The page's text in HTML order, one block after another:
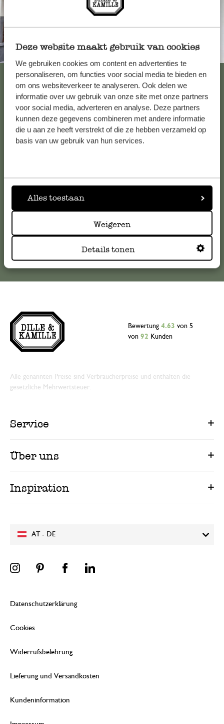
Deze website maakt gebruik van cookies
We gebruiken cookies om content en advertenties te
personaliseren, om functies voor social media te bieden en
om ons websiteverkeer te analyseren. Ook delen we
informatie over uw gebruik van onze site met onze partners
voor social media, adverteren en analyse. Deze partners
kunnen deze gegevens combineren met andere informatie
die u aan ze heeft verstrekt of die ze hebben verzameld op
basis van uw gebruik van hun services.
Alles toestaan
Weigeren
Details tonen
Immer in der Nähe
Alle 62 Geschäfte anzeigen
Kundenservice/Hilfe
Falls Sie Fragen haben oder Tipps und Hilfe brauchen, wenden
kundenservice@dille-kamille.at
AT - DE
Bewertung 4.63 von 5
von 92 Kunden
Alle genannten Preise sind Verbraucherpreise und enthalten die
gesetzliche Mehrwertsteuer.
Service
Über uns
Inspiration
Datenschutzerklärung
Cookies
Widerrufsbelehrung
Lieferung und Versandkosten
Kundeninformation